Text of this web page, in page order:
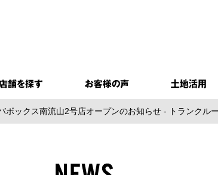
ボックス南流山2号店オープンのお知らせ - トランクル